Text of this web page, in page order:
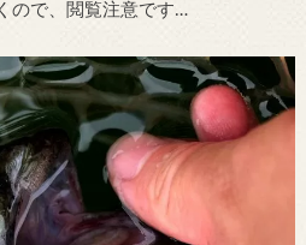
ので、閲覧注意です…